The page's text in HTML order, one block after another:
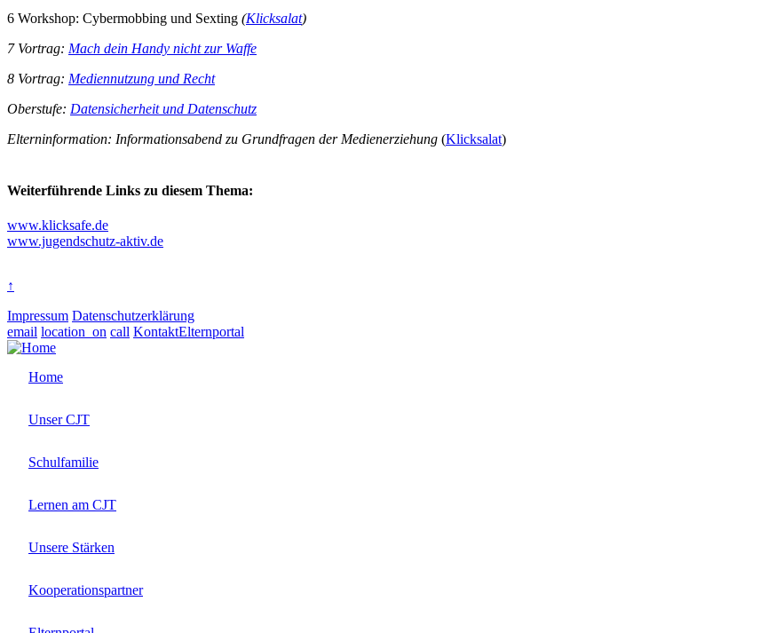
6 Workshop: Cybermobbing und Sexting (Klicksalat)
7 Vortrag: Mach dein Handy nicht zur Waffe
8 Vortrag: Mediennutzung und Recht
Oberstufe: Datensicherheit und Datenschutz
Elterninformation: Informationsabend zu Grundfragen der Medienerziehung (Klicksalat)
Weiterführende Links zu diesem Thema:
www.klicksafe.de
www.jugendschutz-aktiv.de
↑
Impressum Datenschutzerklärung
email location_on call KontaktElternportal
Home
Unser CJT
Schulfamilie
Lernen am CJT
Unsere Stärken
Kooperationspartner